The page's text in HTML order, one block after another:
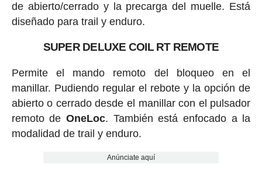
de abierto/cerrado y la precarga del muelle. Está
diseñado para trail y enduro.
SUPER DELUXE COIL RT REMOTE
Permite el mando remoto del bloqueo en el
manillar. Pudiendo regular el rebote y la opción de
abierto o cerrado desde el manillar con el pulsador
remoto deOneLoc. También está enfocado a la
modalidad de trail y enduro.
Anúnciate aquí